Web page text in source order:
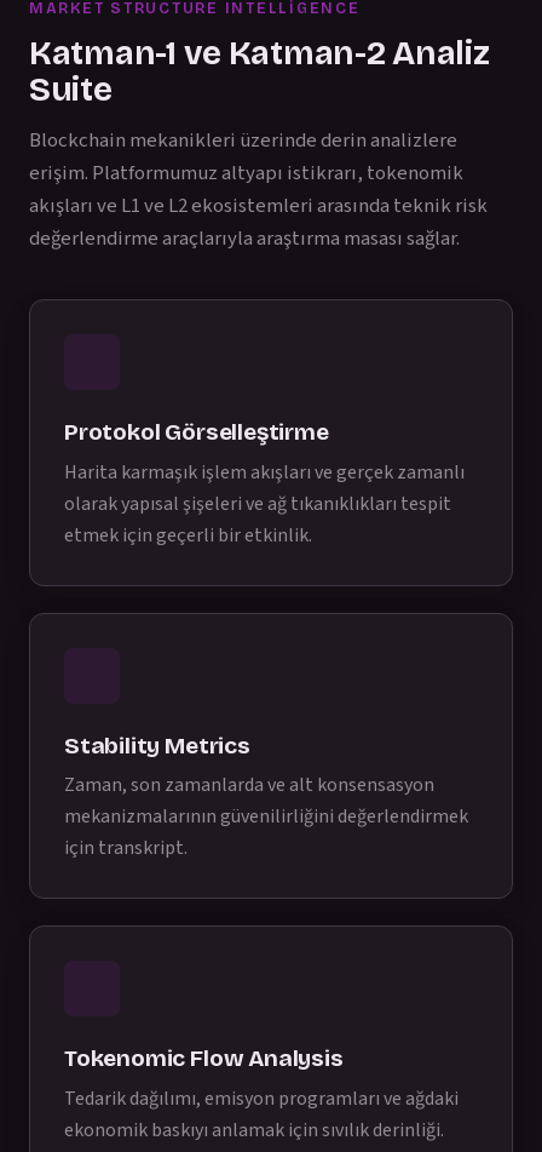
MARKET STRUCTURE INTELLIGENCE
Katman-1 ve Katman-2 Analiz
Suite
Blockchain mekanikleri üzerinde derin analizlere
erişim. Platformumuz altyapı istikrarı, tokenomik
akışları ve L1 ve L2 ekosistemleri arasında teknik risk
değerlendirme araçlarıyla araştırma masası sağlar.
Protokol Görselleştirme
Harita karmaşık işlem akışları ve gerçek zamanlı
olarak yapısal şişeleri ve ağ tıkanıklıkları tespit
etmek için geçerli bir etkinlik.
Stability Metrics
Zaman, son zamanlarda ve alt konsensasyon
mekanizmalarının güvenilirliğini değerlendirmek
için transkript.
Tokenomic Flow Analysis
Tedarik dağılımı, emisyon programları ve ağdaki
ekonomik baskıyı anlamak için sıvılık derinliği.